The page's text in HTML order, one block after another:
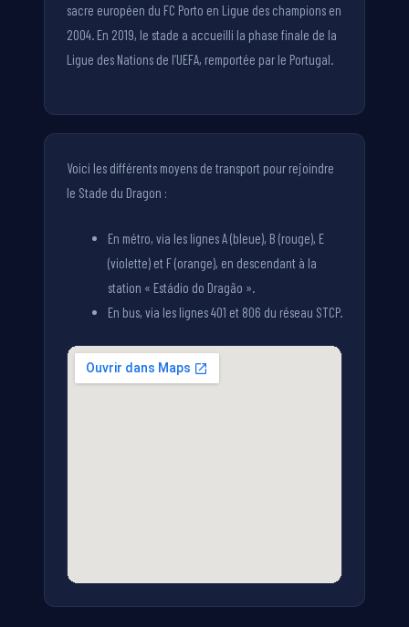
sacre européen du FC Porto en Ligue des champions en
2004. En 2019, le stade a accueilli la phase finale de la
Ligue des Nations de l’UEFA, remportée par le Portugal.
Voici les différents moyens de transport pour rejoindre
le Stade du Dragon :
En métro, via les lignes A (bleue), B (rouge), E
(violette) et F (orange), en descendant à la
station « Estádio do Dragão ».
En bus, via les lignes 401 et 806 du réseau STCP.